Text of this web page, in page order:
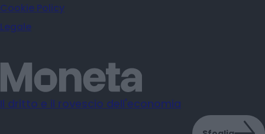
Cookie Policy
Legale
Il dritto e il rovescio dell'economia